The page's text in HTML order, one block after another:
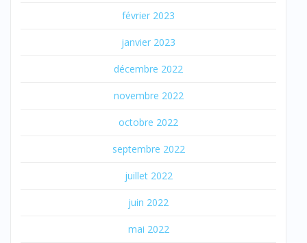
février 2023
janvier 2023
décembre 2022
novembre 2022
octobre 2022
septembre 2022
juillet 2022
juin 2022
mai 2022